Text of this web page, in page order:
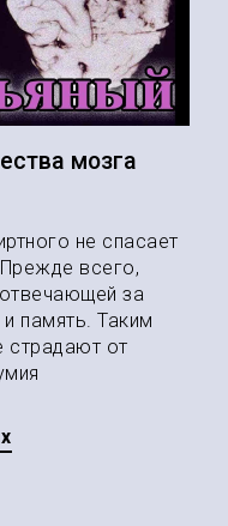
мозга
не спасает
всего,
за
память. Таким
от